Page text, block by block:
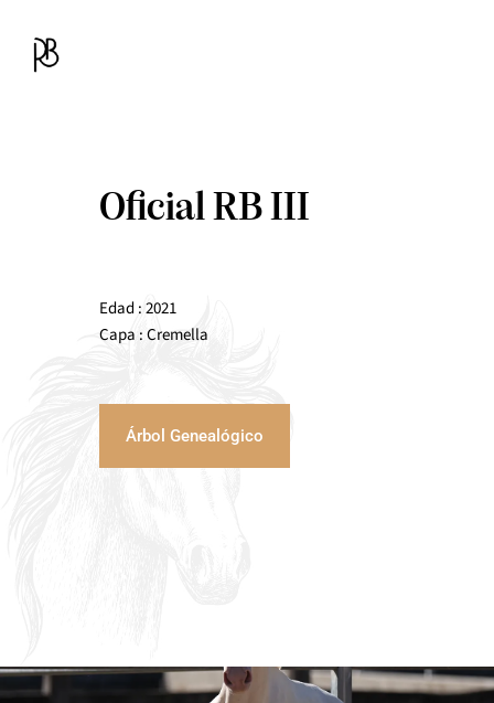
Saltar
Oficial RB III
Edad : 2021
Capa : Cremella
Árbol Genealógico